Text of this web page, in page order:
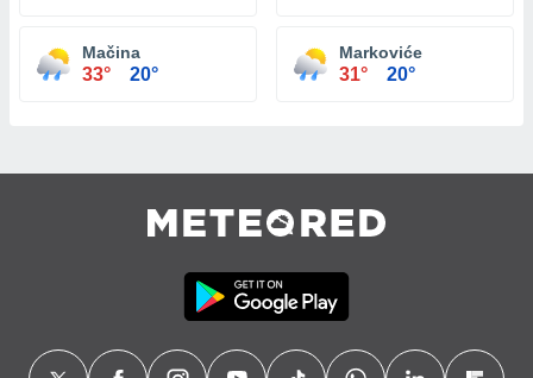
Mačina
33° 20°
Markoviće
31° 20°